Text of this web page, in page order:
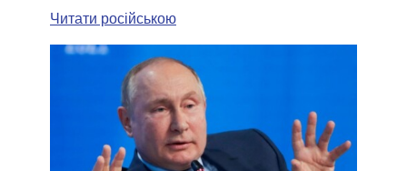
Читати російською